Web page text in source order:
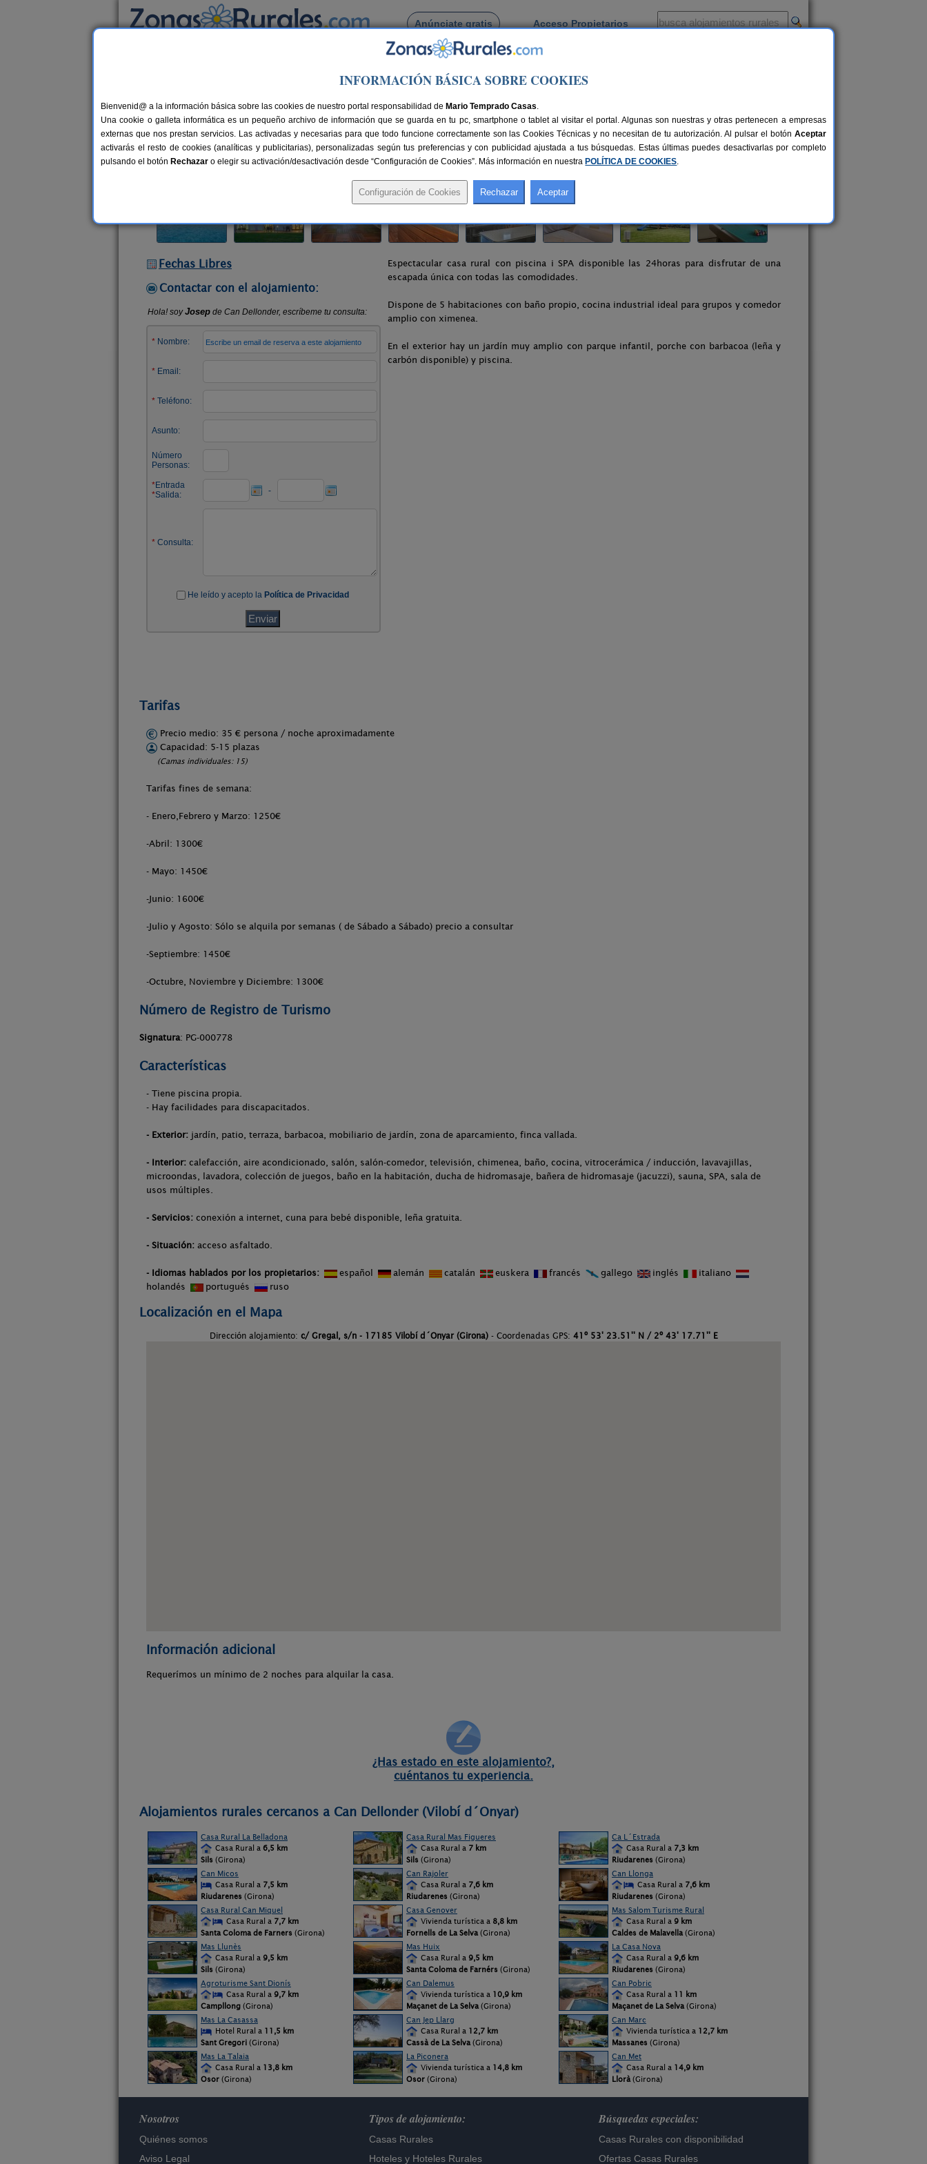
Anúnciate gratis Acceso Propietarios
Busca por pueblo
> Can Dellonder
Can Dellonder
Casa Rural en Vilobí d´Onyar (Girona)
Alquiler por habitaciones 5-15 plazas 16 km de Girona Compartir:
Fechas Libres
Contactar con el alojamiento:
Espectacular casa rural con piscina i SPA disponible las 24horas para disfrutar de una
escapada única con todas las comodidades.
Dispone de 5 habitaciones con baño propio, cocina industrial ideal para grupos y comedor
amplio con ximenea.
En el exterior hay un jardín muy amplio con parque infantil, porche con barbacoa (leña y
carbón disponible) y piscina.
Tarifas
Precio medio: 35 € persona / noche aproximadamente
Capacidad: 5-15 plazas
(Camas individuales: 15)
Tarifas fines de semana:
- Enero,Febrero y Marzo: 1250€
-Abril: 1300€
- Mayo: 1450€
-Junio: 1600€
-Julio y Agosto: Sólo se alquila por semanas ( de Sábado a Sábado) precio a consultar
-Septiembre: 1450€
-Octubre, Noviembre y Diciembre: 1300€
Número de Registro de Turismo
Signatura: PG-000778
Características
- Tiene piscina propia.
- Hay facilidades para discapacitados.
- Exterior: jardín, patio, terraza, barbacoa, mobiliario de jardín, zona de aparcamiento, finca vallada.
- Interior: calefacción, aire acondicionado, salón, salón-comedor, televisión, chimenea, baño, cocina, vitrocerámica / inducción, lavavajillas,
microondas, lavadora, colección de juegos, baño en la habitación, ducha de hidromasaje, bañera de hidromasaje (jacuzzi), sauna, SPA, sala de
usos múltiples.
- Servicios: conexión a internet, cuna para bebé disponible, leña gratuita.
- Situación: acceso asfaltado.
- Idiomas hablados por los propietarios: español alemán catalán euskera francés gallego inglés
italiano
holandés
portugués ruso
Localización en el Mapa
Dirección alojamiento: c/ Gregal, s/n - 17185 Vilobí d´Onyar (Girona)- Coordenadas GPS: 41º 53' 23.51'' N / 2º 43' 17.71'' E
Información adicional
Requerímos un mínimo de 2 noches para alquilar la casa.
¿Has estado en este alojamiento?,
cuéntanos tu experiencia.
Alojamientos rurales cercanos a Can Dellonder (Vilobí d´Onyar)
Casa Rural La Belladona
Casa Rural a 6,5 km
Sils (Girona)
Casa Rural Mas Figueres
Casa Rural a 7 km
Sils (Girona)
Ca L´Estrada
Casa Rural a 7,3 km
Riudarenes (Girona)
Can Micos
Casa Rural a 7,5 km
Riudarenes (Girona)
Can Rajoler
Casa Rural a 7,6 km
Riudarenes (Girona)
Can Llonga
Casa Rural a 7,6 km
Riudarenes (Girona)
Casa Rural Can Miquel
Casa Rural a 7,7 km
Santa Coloma de Farners (Girona)
Casa Genover
Vivienda turística a 8,8 km
Fornells de La Selva (Girona)
Mas Salom Turisme Rural
Casa Rural a 9 km
Caldes de Malavella (Girona)
Mas Llunès
Casa Rural a 9,5 km
Sils (Girona)
Mas Huix
Casa Rural a 9,5 km
Santa Coloma de Farnérs (Girona)
La Casa Nova
Casa Rural a 9,6 km
Riudarenes (Girona)
Agroturisme Sant Dionís
Casa Rural a 9,7 km
Campllong (Girona)
Can Dalemus
Vivienda turística a 10,9 km
Maçanet de La Selva (Girona)
Can Pobric
Casa Rural a 11 km
Maçanet de La Selva (Girona)
Mas La Casassa
Hotel Rural a 11,5 km
Sant Gregori (Girona)
Can Jep Llarg
Casa Rural a 12,7 km
Cassà de La Selva (Girona)
Can Marc
Vivienda turística a 12,7 km
Massanes (Girona)
Mas La Talaia
Casa Rural a 13,8 km
Osor (Girona)
La Piconera
Vivienda turística a 14,8 km
Osor (Girona)
Can Met
Casa Rural a 14,9 km
Llorà (Girona)
Nosotros
Quiénes somos
Aviso Legal
Tipos de alojamiento:
Casas Rurales
Hoteles y Hoteles Rurales
Búsquedas especiales:
Casas Rurales con disponibilidad
Ofertas Casas Rurales
INFORMACIÓN BÁSICA SOBRE COOKIES
Bienvenid@ a la información básica sobre las cookies de nuestro portal responsabilidad de Mario Temprado Casas.
Una cookie o galleta informática es un pequeño archivo de información que se guarda en tu pc, smartphone o tablet al visitar el portal. Algunas son nuestras y otras pertenecen a empresas
externas que nos prestan servicios. Las activadas y necesarias para que todo funcione correctamente son las Cookies Técnicas y no necesitan de tu autorización. Al pulsar el botón Aceptar
activarás el resto de cookies (analíticas y publicitarias), personalizadas según tus preferencias y con publicidad ajustada a tus búsquedas. Estas últimas puedes desactivarlas por completo
pulsando el botón Rechazar o elegir su activación/desactivación desde “Configuración de Cookies”. Más información en nuestra POLÍTICA DE COOKIES.